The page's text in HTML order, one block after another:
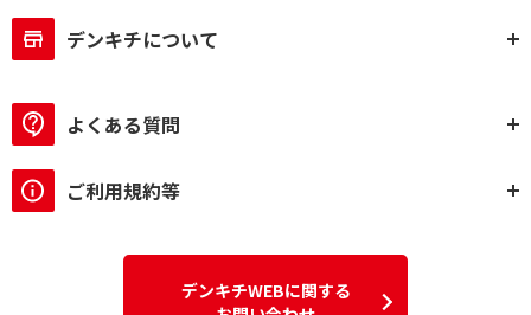
デンキチについて
よくある質問
ご利用規約等
デンキチWEBに関する